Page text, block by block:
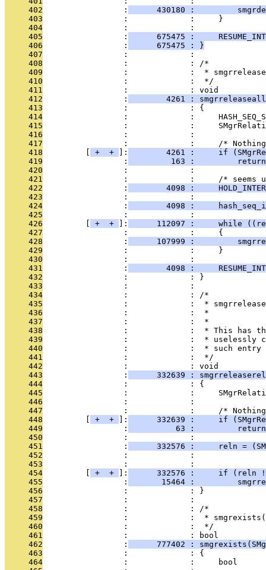
     402
                 :
430180 :
     403
                 :             :     }
     404
                 :             :
     405
                 :
675475 :
     406
                 :
      675475 : }
     407
                 :             :
     408
                 :             : /*
     409
:             :  *
     410
                 :             :  */
     411
                 :             : void
     412
                 :
4261 :
     413
                 :             : {
     414
:             :
     415
:             :
     416
                 :             :
     417
:             :     /*
     418
+ + ]:
4261 :     if
     419
                 :
163 :
     420
                 :             :
     421
:             :     /* seems
     422
                 :
4098 :
     423
                 :             :
     424
                 :
4098 :
     425
                 :             :
     426
+ + ]:
112097 :     while
     427
                 :             :     {
     428
                 :
107999 :
     429
                 :             :     }
     430
                 :             :
     431
                 :
4098 :
     432
                 :             : }
     433
                 :             :
     434
                 :             : /*
     435
:             :  *
     436
:             :  *
     437
                 :             :  *
     438
:             :  * This has
     439
:             :  * uselessly
     440
:             :  * such entry
     441
                 :             :  */
     442
                 :             : void
     443
                 :
332639 :
     444
                 :             : {
     445
:             :
     446
                 :             :
     447
:             :     /*
     448
+ + ]:
332639 :     if
     449
                 :
63 :
     450
                 :             :
     451
                 :
332576 :     reln =
     452
:             :
     453
:             :
     454
+ + ]:
332576 :     if (reln
     455
                 :
15464 :
     456
                 :             : }
     457
                 :             :
     458
                 :             : /*
     459
:             :  *
     460
                 :             :  */
     461
                 :             : bool
     462
                 :
777402 :
     463
                 :             : {
     464
:             :     bool